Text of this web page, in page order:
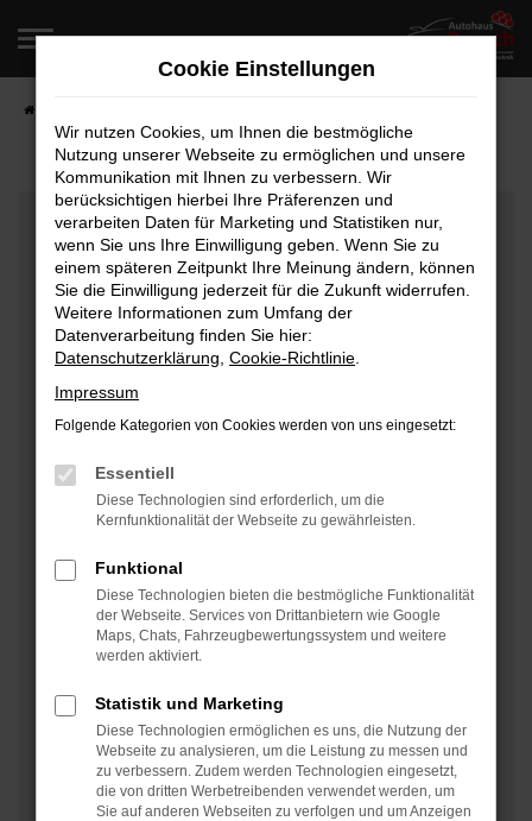
Zum
springen
Fehler: Network Error
Beim Laden ist ein Fehler aufgetreten.
Hier sind ein paar Tipps, die dir helfen können:
Überprüfe deine Firewall und deine
Internetverbindung.
Laden andere Webseiten, zum Beispiel deine
Manche Erweiterungen, wie Werbeblocker, können
das Laden bestimmter Seiten verhindern.
Funktioniert die Seite in einem anderen Browser
Starte dein Gerät neu.
Das kann manchmal helfen, vorübergehende
Probleme zu beheben.
Betriebssystem auf dem neuesten Stand sind.
Veraltete Software birgt nicht nur ein
Sicherheitsrisiko, sondern kann auch dazu führen,
dass bestimmte Funktionen nicht mehr unterstützt
werden.
Cookie Einstellungen
Wir nutzen Cookies, um Ihnen die bestmögliche
Nutzung unserer Webseite zu ermöglichen und unsere
Kommunikation mit Ihnen zu verbessern. Wir
berücksichtigen hierbei Ihre Präferenzen und
verarbeiten Daten für Marketing und Statistiken nur,
wenn Sie uns Ihre Einwilligung geben. Wenn Sie zu
einem späteren Zeitpunkt Ihre Meinung ändern, können
Sie die Einwilligung jederzeit für die Zukunft widerrufen.
Weitere Informationen zum Umfang der
Datenverarbeitung finden Sie hier:
Datenschutzerklärung Cookie-Richtlinie
Impressum
Folgende Kategorien von Cookies werden von uns eingesetzt:
Essentiell
Diese Technologien sind erforderlich, um die
Kernfunktionalität der Webseite zu gewährleisten.
Funktional
Diese Technologien bieten die bestmögliche Funktionalität
der Webseite. Services von Drittanbietern wie Google
Maps, Chats, Fahrzeugbewertungssystem und weitere
werden aktiviert.
Statistik und Marketing
Diese Technologien ermöglichen es uns, die Nutzung der
Webseite zu analysieren, um die Leistung zu messen und
zu verbessern. Zudem werden Technologien eingesetzt,
die von dritten Werbetreibenden verwendet werden, um
Sie auf anderen Webseiten zu verfolgen und um Anzeigen